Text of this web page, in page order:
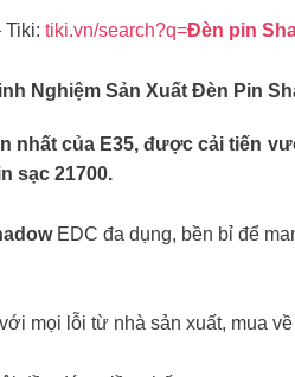
Tiki: tiki.vn/search?q=Đèn pin
Nghiệm Sản Xuất Đèn Pin
nhất của E35, được cải tiến
sạc 21700.
EDC đa dụng, bền bỉ để
mọi lỗi từ nhà sản xuất, mua